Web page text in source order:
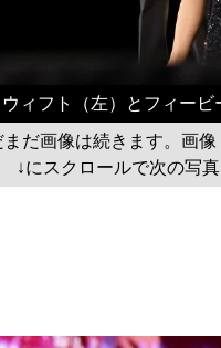
ィフト（左）とフィービ
まだ画像は続きます。画像
↓にスクロールで次の写